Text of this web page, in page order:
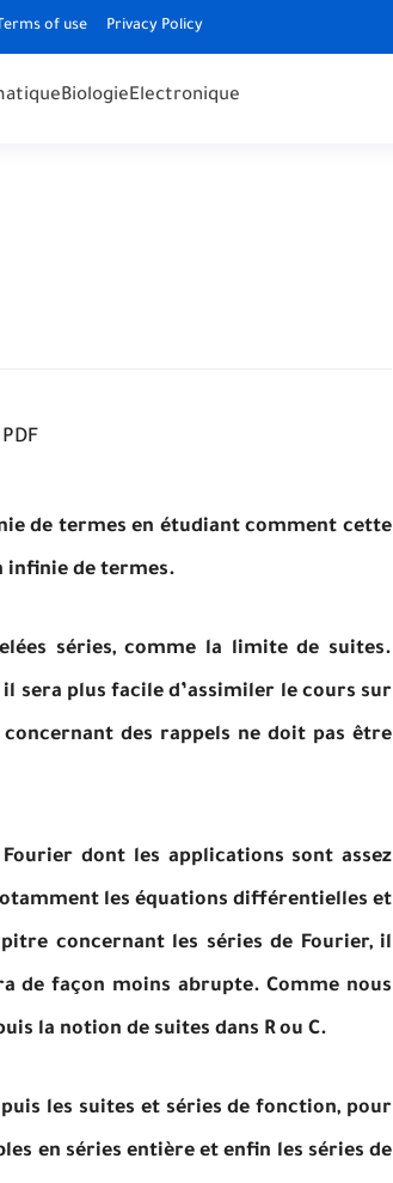
Terms of use Privacy Policy
BiologieElectronique
PDF
de termes en étudiant comment cette
infinie de termes.
séries, comme la limite de suites.
sera plus facile d’assimiler le cours sur
des rappels ne doit pas être
dont les applications sont assez
les équations différentielles et
concernant les séries de Fourier, il
de façon moins abrupte. Comme nous
la notion de suites dans R ou C.
les suites et séries de fonction, pour
en séries entière et enfin les séries de